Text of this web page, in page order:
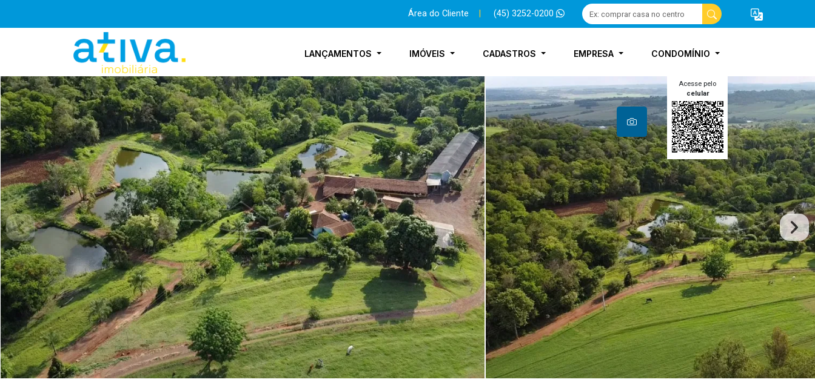
Área do Cliente (45) 3252-0200
LANÇAMENTOS IMÓVEIS CADASTROS EMPRESA CONDOMÍNIO
Acesse pelo
celular